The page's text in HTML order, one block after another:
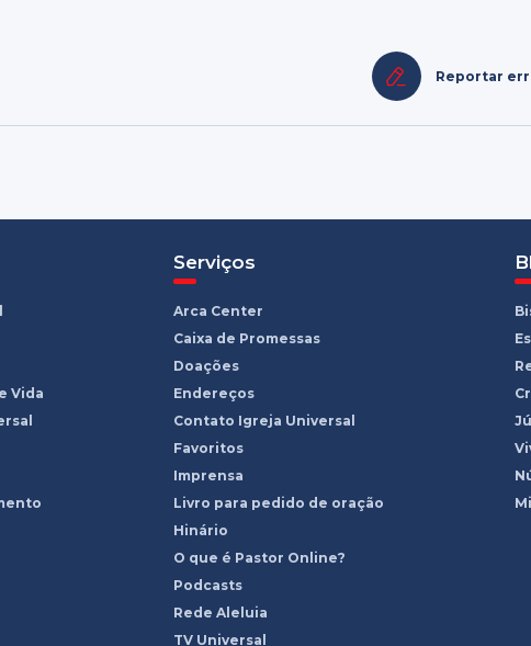
Reportar
Vida
Serviços
Arca Center
Caixa de Promessas
Doações
Endereços
Contato Igreja Universal
Favoritos
Imprensa
Livro para pedido de oração
Hinário
O que é Pastor Online?
Podcasts
Rede Aleluia
TV Universal